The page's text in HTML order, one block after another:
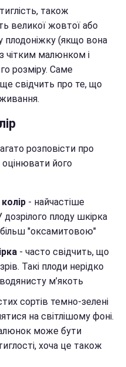
також
великої жовтої або
плодоніжку (якщо вона
чітким малюнком і
розміру. Саме
свідчить про те, що
розповісти про
оцінювати його
- найчастіше
плоду шкірка
більш "оксамитовою"
- часто свідчить, що
Такі плоди нерідко
м’якоть
сортів темно-зелені
на світлішому фоні.
може бути
хоча це також